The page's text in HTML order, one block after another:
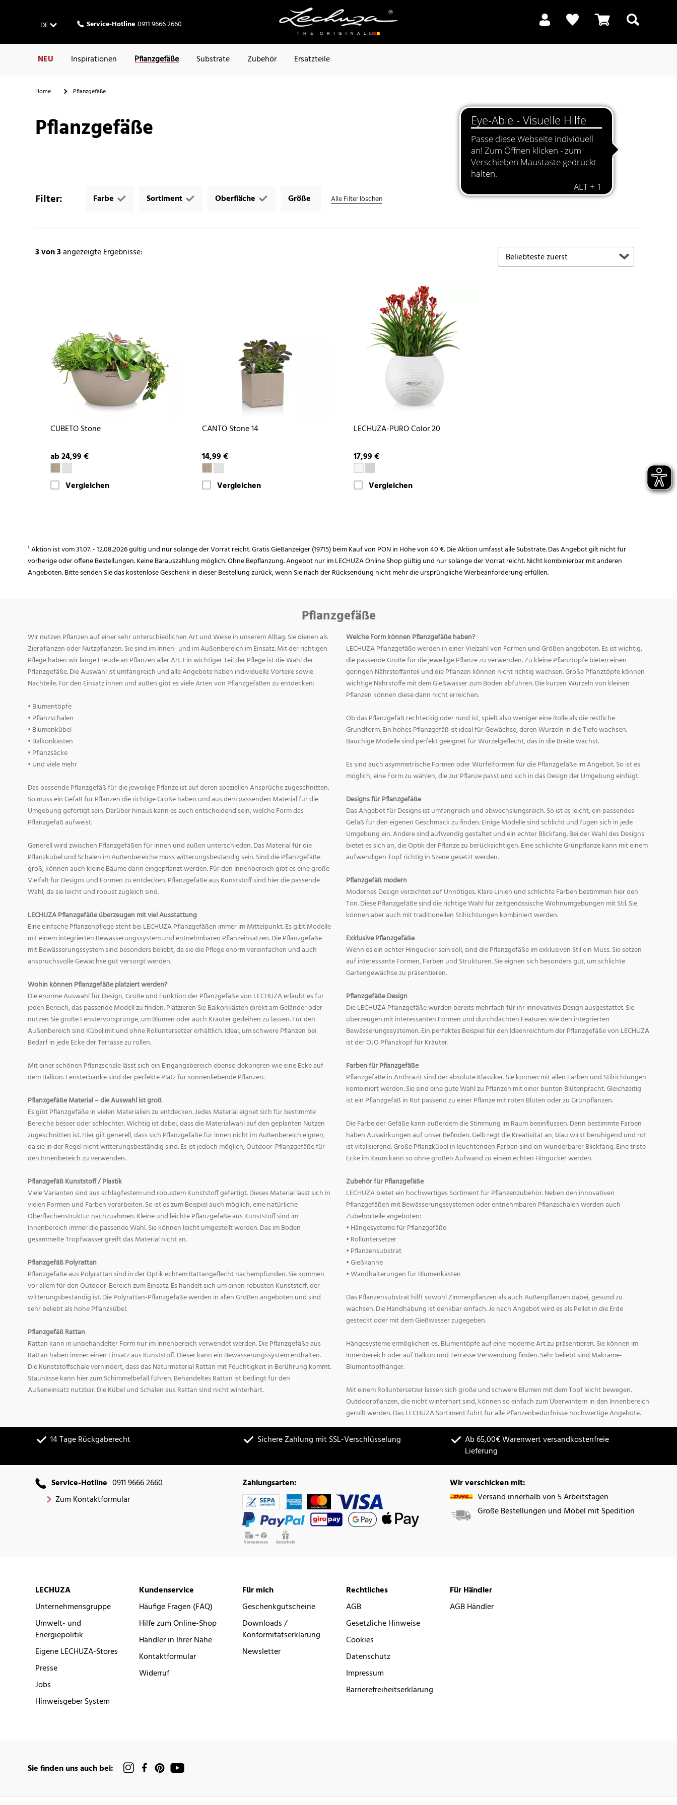
DE Service-Hotline 0911 9666 2660
NEU Inspirationen Pflanzgefäße Substrate Zubehör Ersatzteile
Suchen
Home Pflanzgefäße
Pflanzgefäße
Filter: Farbe Sortiment Oberfläche Größe Alle Filter löschen
3von 3angezeigte Ergebnisse:
CUBETO Stone
ab 24,99 €
Vergleichen
CANTO Stone 14
14,99 €
Vergleichen
LECHUZA-PURO Color 20
17,99 €
Vergleichen
¹ Aktion ist vom 31.07. - 12.08.2026 gültig und nur solange der Vorrat reicht. Gratis Gießanzeiger (19715) beim Kauf von PON in Höhe von 40 €. Die Aktion umfasst alle Substrate. Das Angebot gilt nicht für
vorherige oder offene Bestellungen. Keine Barauszahlung möglich. Ohne Bepflanzung. Angebot nur im LECHUZA Online Shop gültig und nur solange der Vorrat reicht. Nicht kombinierbar mit anderen
Angeboten. Bitte senden Sie das kostenlose Geschenk in dieser Bestellung zurück, wenn Sie nach der Rücksendung nicht mehr die ursprüngliche Werbeanforderung erfüllen.
Pflanzgefäße
Wir nutzen Pflanzen auf einer sehr unterschiedlichen Art und Weise in unserem Alltag. Sie dienen als
Zierpflanzen oder Nutzpflanzen. Sie sind im Innen- und im Außenbereich im Einsatz. Mit der richtigen
Pflege haben wir lange Freude an Pflanzen aller Art. Ein wichtiger Teil der Pflege ist die Wahl der
Pflanzgefäße. Die Auswahl ist umfangreich und alle Angebote haben individuelle Vorteile sowie
Nachteile. Für den Einsatz innen und außen gibt es viele Arten von Pflanzgefäßen zu entdecken:
• Blumentöpfe
• Pflanzschalen
• Blumenkübel
• Balkonkästen
• Pflanzsäcke
• Und viele mehr
Das passende Pflanzgefäß für die jeweilige Pflanze ist auf deren speziellen Ansprüche zugeschnitten.
So muss ein Gefäß für Pflanzen die richtige Größe haben und aus dem passenden Material für die
Umgebung gefertigt sein. Darüber hinaus kann es auch entscheidend sein, welche Form das
Pflanzgefäß aufweist.
Generell wird zwischen Pflanzgefäßen für innen und außen unterschieden. Das Material für die
Pflanzkübel und Schalen im Außenbereiche muss witterungsbeständig sein. Sind die Pflanzgefäße
groß, können auch kleine Bäume darin eingepflanzt werden. Für den Innenbereich gibt es eine große
Vielfalt für Designs und Formen zu entdecken. Pflanzgefäße aus Kunststoff sind hier die passende
Wahl, da sie leicht und robust zugleich sind.
LECHUZA Pflanzgefäße überzeugen mit viel Ausstattung
Eine einfache Pflanzenpflege steht bei LECHUZA Pflanzgefäßen immer im Mittelpunkt. Es gibt Modelle
mit einem integrierten Bewässerungssystem und entnehmbaren Pflanzeinsätzen. Die Pflanzgefäße
mit Bewässerungssystem sind besonders beliebt, da sie die Pflege enorm vereinfachen und auch
anspruchsvolle Gewächse gut versorgt werden.
Wohin können Pflanzgefäße platziert werden?
Die enorme Auswahl für Design, Größe und Funktion der Pflanzgefäße von LECHUZA erlaubt es für
jeden Bereich, das passende Modell zu finden. Platzieren Sie Balkonkästen direkt am Geländer oder
nutzen Sie große Fenstervorsprünge, um Blumen oder auch Kräuter gedeihen zu lassen. Für den
Außenbereich sind Kübel mit und ohne Rolluntersetzer erhältlich. Ideal, um schwere Pflanzen bei
Bedarf in jede Ecke der Terrasse zu rollen.
Mit einer schönen Pflanzschale lässt sich ein Eingangsbereich ebenso dekorieren wie eine Ecke auf
dem Balkon. Fensterbänke sind der perfekte Platz für sonnenliebende Pflanzen.
Pflanzgefäße Material – die Auswahl ist groß
Es gibt Pflanzgefäße in vielen Materialien zu entdecken. Jedes Material eignet sich für bestimmte
Bereiche besser oder schlechter. Wichtig ist dabei, dass die Materialwahl auf den geplanten Nutzen
zugeschnitten ist. Hier gilt generell, dass sich Pflanzgefäße für innen nicht im Außenbereich eignen,
da sie in der Regel nicht witterungsbeständig sind. Es ist jedoch möglich, Outdoor-Pflanzgefäße für
den Innenbereich zu verwenden.
Pflanzgefäß Kunststoff / Plastik
Viele Varianten sind aus schlagfestem und robustem Kunststoff gefertigt. Dieses Material lässt sich in
vielen Formen und Farben verarbeiten. So ist es zum Beispiel auch möglich, eine natürliche
Oberflächenstruktur nachzuahmen. Kleine und leichte Pflanzgefäße aus Kunststoff sind im
Innenbereich immer die passende Wahl. Sie können leicht umgestellt werden. Das im Boden
gesammelte Tropfwasser greift das Material nicht an.
Pflanzgefäß Polyrattan
Pflanzgefäße aus Polyrattan sind in der Optik echtem Rattangeflecht nachempfunden. Sie kommen
vor allem für den Outdoor-Bereich zum Einsatz. Es handelt sich um einen robusten Kunststoff, der
witterungsbeständig ist. Die Polyrattan-Pflanzgefäße werden in allen Größen angeboten und sind
sehr beliebt als hohe Pflanzkübel.
Pflanzgefäß Rattan
Rattan kann in unbehandelter Form nur im Innenbereich verwendet werden. Die Pflanzgefäße aus
Rattan haben immer einen Einsatz aus Kunststoff. Dieser kann ein Bewässerungssystem enthalten.
Die Kunststoffschale verhindert, dass das Naturmaterial Rattan mit Feuchtigkeit in Berührung kommt.
Staunässe kann hier zum Schimmelbefall führen. Behandeltes Rattan ist bedingt für den
Außeneinsatz nutzbar. Die Kübel und Schalen aus Rattan sind nicht winterhart.
Welche Form können Pflanzgefäße haben?
LECHUZA Pflanzgefäße werden in einer Vielzahl von Formen und Größen angeboten. Es ist wichtig,
die passende Größe für die jeweilige Pflanze zu verwenden. Zu kleine Pflanztöpfe bieten einen
geringen Nährstoffanteil und die Pflanzen können nicht richtig wachsen. Große Pflanztöpfe können
wichtige Nährstoffe mit dem Gießwasser zum Boden abführen. Die kurzen Wurzeln von kleinen
Pflanzen können diese dann nicht erreichen.
Ob das Pflanzgefäß rechteckig oder rund ist, spielt also weniger eine Rolle als die restliche
Grundform. Ein hohes Pflanzgefäß ist ideal für Gewächse, deren Wurzeln in die Tiefe wachsen.
Bauchige Modelle sind perfekt geeignet für Wurzelgeflecht, das in die Breite wächst.
Es sind auch asymmetrische Formen oder Würfelformen für die Pflanzgefäße im Angebot. So ist es
möglich, eine Form zu wählen, die zur Pflanze passt und sich in das Design der Umgebung einfügt.
Designs für Pflanzgefäße
Das Angebot für Designs ist umfangreich und abwechslungsreich. So ist es leicht, ein passendes
Gefäß für den eigenen Geschmack zu finden. Einige Modelle sind schlicht und fügen sich in jede
Umgebung ein. Andere sind aufwendig gestaltet und ein echter Blickfang. Bei der Wahl des Designs
bietet es sich an, die Optik der Pflanze zu berücksichtigen. Eine schlichte Grünpflanze kann mit einem
aufwendigen Topf richtig in Szene gesetzt werden.
Pflanzgefäß modern
Modernes Design verzichtet auf Unnötiges. Klare Linien und schlichte Farben bestimmen hier den
Ton. Diese Pflanzgefäße sind die richtige Wahl für zeitgenössische Wohnumgebungen mit Stil. Sie
können aber auch mit traditionellen Stilrichtungen kombiniert werden.
Exklusive Pflanzgefäße
Wenn es ein echter Hingucker sein soll, sind die Pflanzgefäße im exklusiven Stil ein Muss. Sie setzen
auf interessante Formen, Farben und Strukturen. Sie eignen sich besonders gut, um schlichte
Gartengewächse zu präsentieren.
Pflanzgefäße Design
Die LECHUZA Pflanzgefäße wurden bereits mehrfach für ihr innovatives Design ausgestattet. Sie
überzeugen mit interessanten Formen und durchdachten Features wie den integrierten
Bewässerungssystemen. Ein perfektes Beispiel für den Ideenreichtum der Pflanzgefäße von LECHUZA
ist der OJO Pflanzkopf für Kräuter.
Farben für Pflanzgefäße
Pflanzgefäße in Anthrazit sind der absolute Klassiker. Sie können mit allen Farben und Stilrichtungen
kombiniert werden. Sie sind eine gute Wahl zu Pflanzen mit einer bunten Blütenpracht. Gleichzeitig
ist ein Pflanzgefäß in Rot passend zu einer Pflanze mit roten Blüten oder zu Grünpflanzen.
Die Farbe der Gefäße kann außerdem die Stimmung im Raum beeinflussen. Denn bestimmte Farben
haben Auswirkungen auf unser Befinden. Gelb regt die Kreativität an, blau wirkt beruhigend und rot
ist vitalisierend. Große Pflanzkübel in leuchtenden Farben sind ein wunderbarer Blickfang. Eine triste
Ecke im Raum kann so ohne großen Aufwand zu einem echten Hingucker werden.
Zubehör für Pflanzgefäße
LECHUZA bietet ein hochwertiges Sortiment für Pflanzenzubehör. Neben den innovativen
Pflanzgefäßen mit Bewässerungssystemen oder entnehmbaren Pflanzschalen werden auch
Zubehörteile angeboten:
• Hängesysteme für Pflanzgefäße
• Rolluntersetzer
• Pflanzensubstrat
• Gießkanne
• Wandhalterungen für Blumenkästen
Das Pflanzensubstrat hilft sowohl Zimmerpflanzen als auch Außenpflanzen dabei, gesund zu
wachsen. Die Handhabung ist denkbar einfach. Je nach Angebot wird es als Pellet in die Erde
gesteckt oder mit dem Gießwasser zugegeben.
Hängesysteme ermöglichen es, Blumentöpfe auf eine moderne Art zu präsentieren. Sie können im
Innenbereich oder auf Balkon und Terrasse Verwendung finden. Sehr beliebt sind Makrame-
Blumentopfhänger.
Mit einem Rolluntersetzer lassen sich große und schwere Blumen mit dem Topf leicht bewegen.
Outdoorpflanzen, die nicht winterhart sind, können so einfach zum Überwintern in den Innenbereich
gerollt werden. Das LECHUZA Sortiment führt für alle Pflanzenbedürfnisse hochwertige Angebote.
14 Tage Rückgaberecht Sichere Zahlung mit SSL-Verschlüsselung
Ab 65,00€ Warenwert versandkostenfreie
Lieferung
Service-Hotline 0911 9666 2660
Zum Kontaktformular
Zahlungsarten:
Wir verschicken mit:
Versand innerhalb von 5 Arbeitstagen
Große Bestellungen und Möbel mit Spedition
LECHUZA
Unternehmensgruppe
Umwelt- und
Energiepolitik
Eigene LECHUZA-Stores
Presse
Jobs
Hinweisgeber System
Kundenservice
Häufige Fragen (FAQ)
Hilfe zum Online-Shop
Händler in Ihrer Nähe
Kontaktformular
Widerruf
Für mich
Geschenkgutscheine
Downloads /
Konformitätserklärung
Newsletter
Rechtliches
AGB
Gesetzliche Hinweise
Cookies
Datenschutz
Impressum
Barrierefreiheitserklärung
Für Händler
AGB Händler
Sie finden uns auch bei: